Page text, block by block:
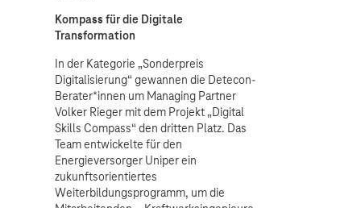
Kompass für die Digitale
Transformation
In der Kategorie „Sonderpreis
Digitalisierung“ gewannen die Detecon-
Berater*innen um Managing Partner
Volker Rieger mit dem Projekt „Digital
Skills Compass“ den dritten Platz. Das
Team entwickelte für den
Energieversorger Uniper ein
zukunftsorientiertes
Weiterbildungsprogramm, um die